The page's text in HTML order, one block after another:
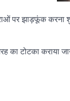
पर झाड़फूंक
का टोटका कराया